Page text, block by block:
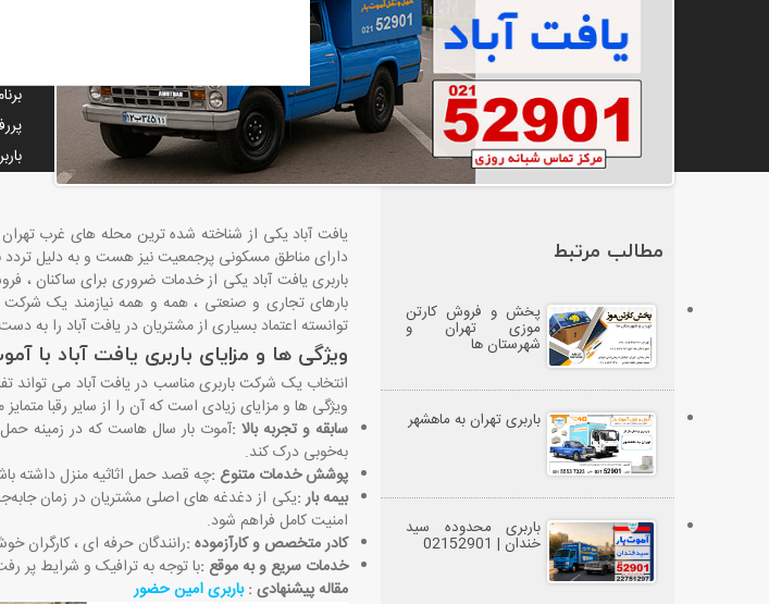
یافت آباد یکی از شناخته ‌شده ‌ترین محله ‌های غرب
دارای مناطق مسکونی پرجمعیت نیز هست و به دلیل تردد
باربری یافت آباد یکی از خدمات ضروری برای ساکنان ،
بارهای تجاری و صنعتی ، همه و همه نیازمند یک شرکت
توانسته اعتماد بسیاری از مشتریان در یافت آباد را
ویژگی‌ ها و مزایای باربری یافت آباد با
انتخاب یک شرکت باربری مناسب در یافت آباد می ‌تواند
ویژگی ‌ها و مزایای زیادی است که آن را از سایر رقبا
سابقه و تجربه بالا :آموت بار سال ‌هاست که در زمینه
به‌خوبی درک کند.
پوشش خدمات متنوع :چه قصد حمل اثاثیه منزل داشته
بیمه بار:یکی از دغدغه‌ های اصلی مشتریان در زمان
امنیت کامل فراهم شود.
کادر متخصص و کارآزموده :رانندگان حرفه ‌ای ، کارگران
خدمات سریع و به ‌موقع :با توجه به ترافیک و شرایط پر
مقاله پیشنهادی :باربری امین حضور
مطالب مرتبط
پخش و فروش کارتن
موزی تهران و
شهرستان ها
باربری تهران به ماهشهر
باربری محدوده سید
خندان | 02152901